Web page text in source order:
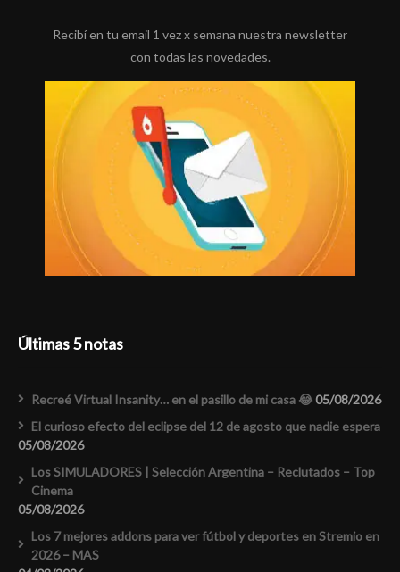
Recibí en tu email 1 vez x semana nuestra newsletter
con todas las novedades.
Últimas 5 notas
Recreé Virtual Insanity… en el pasillo de mi casa 😂05/08/2026
El curioso efecto del eclipse del 12 de agosto que nadie espera
05/08/2026
Los SIMULADORES | Selección Argentina – Reclutados – Top
Cinema
05/08/2026
Los 7 mejores addons para ver fútbol y deportes en Stremio en
2026 – MAS